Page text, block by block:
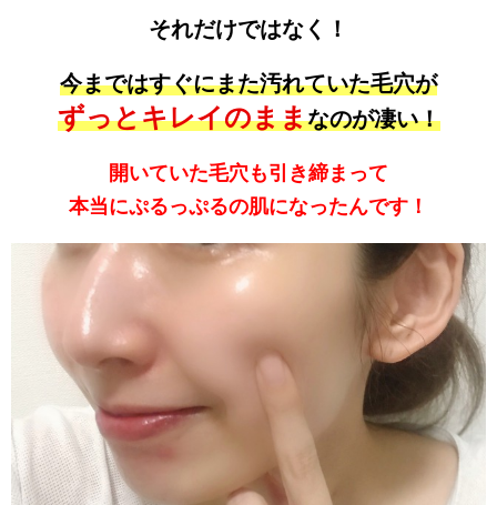
それだけではなく！
今まではすぐにまた汚れていた毛穴が
ずっとキレイのままなのが凄い！
開いていた毛穴も引き締まって
本当にぷるっぷるの肌になったんです！